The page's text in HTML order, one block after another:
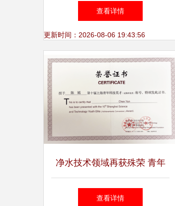
开工仪式圆满举行
查看详情
更新时间：2026-08-06 19:43:56
净水技术领域再获殊荣 青年
编委陈嫣荣获第十届上海青年
查看详情